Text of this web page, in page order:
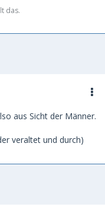
das.
aus Sicht der Männer.
veraltet und durch)